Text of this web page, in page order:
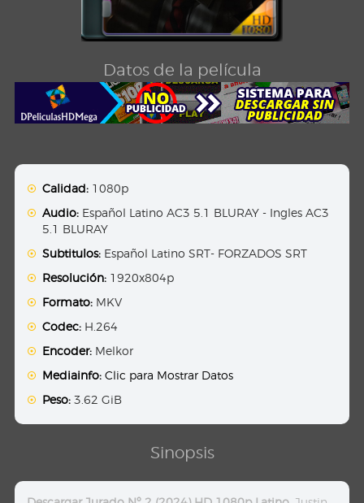
Datos de la película
Calidad: 1080p
Audio: Español Latino AC3 5.1 BLURAY - Ingles AC3
5.1 BLURAY
Subtitulos: Español Latino SRT- FORZADOS SRT
Resolución: 1920x804p
Formato: MKV
Codec: H.264
Encoder: Melkor
Mediainfo: Clic para Mostrar Datos
Peso: 3.62 GiB
Sinopsis